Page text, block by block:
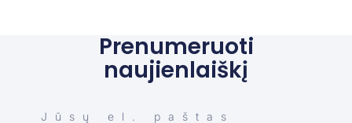
Prenumeruoti
naujienlaiškį